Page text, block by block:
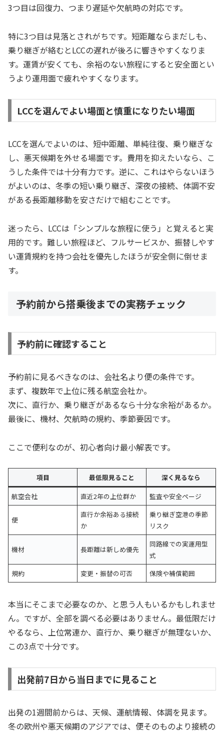
3つ目は回復力、つまり遅延や欠航時の対応です。
特に3つ目は見落とされがちです。短距離ならまだしも、
乗り継ぎが絡むとLCCの遅れが後ろに響きやすくなりま
す。運賃が安くても、余裕のない旅程にすると安全面とい
うより運用面で疲れやすくなります。
LCCを選んでよい場面と慎重になりたい場面
LCCを選んでよいのは、短中距離、単純往復、乗り継ぎな
し、悪天候期を外せる場面です。費用を抑えたいなら、こ
うした条件では十分有力です。逆に、これはやらないほう
がよいのは、冬季の短い乗り継ぎ、深夜の接続、体調不安
がある長距離移動を安さだけで組むことです。
迷ったら、LCCは「シンプルな旅程に使う」と覚えると実
用的です。難しい旅程ほど、フルサービスか、振替しやす
い運賃規約を持つ会社を優先したほうが安全側に倒せま
す。
予約前から搭乗後までの実務チェック
予約前に確認すること
予約前に見るべきなのは、会社名より便の条件です。
まず、複数年で上位に残る航空会社か。
次に、直行か、乗り継ぎがあるなら十分な余裕があるか。
最後に、機材、欠航時の規約、季節要因です。
ここで便利なのが、初心者向け最小解表です。
項目 最低限見ること
深く見るなら
航空会社
直近2年の上位群か 監査や安全ページ
便
直行か余裕ある接続
か
乗り継ぎ空港の季節
リスク
機材 長距離は新しめ優先
同路線での実運用型
式
規約
変更・振替の可否 保険や補償範囲
本当にそこまで必要なのか、と思う人もいるかもしれませ
ん。ですが、全部を調べる必要はありません。最低限だけ
やるなら、上位常連か、直行か、乗り継ぎが無理ないか、
この3点で十分です。
出発前7日から当日までに見ること
出発の1週間前からは、天候、運航情報、体調を見ます。
冬の欧州や悪天候期のアジアでは、便そのものより接続の